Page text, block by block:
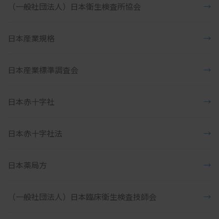
（一般社団法人）日本衛生検査所協会 →
日本産業規格 →
日本産業標準調査会 →
日本赤十字社 →
日本赤十字社法 →
日本薬局方 →
（一般社団法人）日本臨床衛生検査技師会 →